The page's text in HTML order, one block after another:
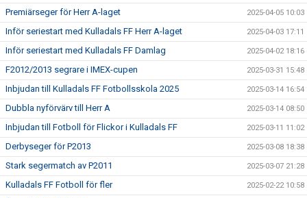
Premiärseger för Herr A-laget 2025-04-05 10:03
Inför seriestart med Kulladals FF Herr A-laget 2025-04-03 17:11
Inför seriestart med Kulladals FF Damlag 2025-04-02 18:16
F2012/2013 segrare i IMEX-cupen 2025-03-31 15:48
Inbjudan till Kulladals FF Fotbollsskola 2025 2025-03-14 16:54
Dubbla nyförvärv till Herr A 2025-03-14 08:50
Inbjudan till Fotboll för Flickor i Kulladals FF 2025-03-11 11:02
Derbyseger för P2013 2025-03-08 18:38
Stark segermatch av P2011 2025-03-07 21:28
Kulladals FF Fotboll för fler 2025-02-22 10:58